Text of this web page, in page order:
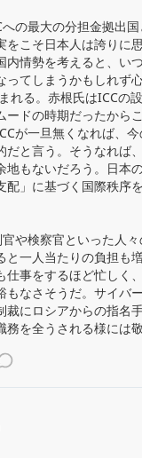
の最大の分担金拠出
をこそ日本人は誇りに
内情勢を考えると、い
ってしまうかもしれず
れる。赤根氏はICCの
ードの時期だったから
が一旦無くなれば、
だと言う。そうなれば
地もないだろう。日本
配」に基づく国際秩序
や検察官といった人
と一人当たりの負担も
仕事をするほど忙しく
もなさそうだ。サイバ
裁にロシアからの指名
務を全うされる様には